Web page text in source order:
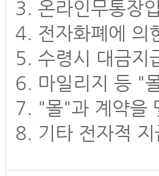
3. 온라인무통장
4. 전자화폐에 의
5. 수령시 대금지
6. 마일리지 등 "
7. "몰"과 계약을
8. 기타 전자적